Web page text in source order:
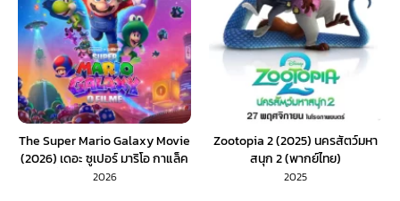
The Super Mario Galaxy Movie
(2026) เดอะ ซูเปอร์ มาริโอ กาแล็ค
ซี่ มูฟวี่ (พากย์ไทย) 1X
2026
Zootopia 2 (2025) นครสัตว์มหา
สนุก 2 (พากย์ไทย)
2025